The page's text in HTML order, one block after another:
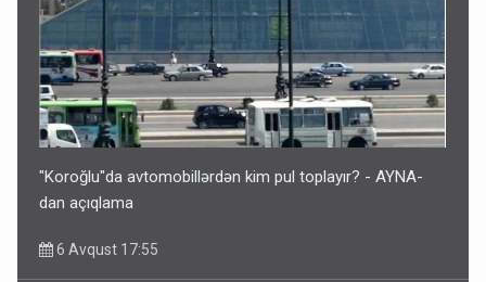
"Koroğlu"da avtomobillərdən kim pul toplayır? - AYNA-
dan açıqlama
6 Avqust 17:55